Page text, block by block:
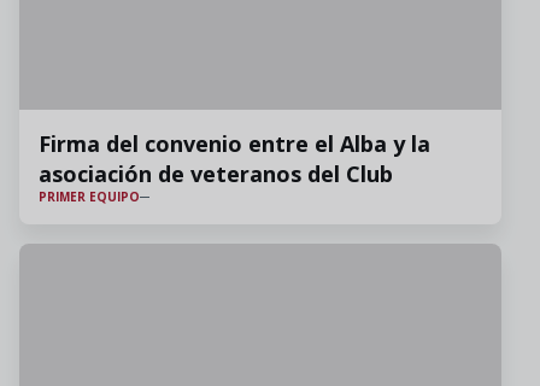
Firma del convenio entre el Alba y la
asociación de veteranos del Club
PRIMER EQUIPO